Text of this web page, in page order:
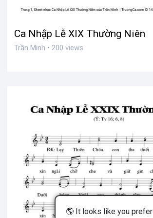
Ca Nhập Lễ XIX Thường Niên
Trần Minh • 200 views
🌎 It looks like you prefer